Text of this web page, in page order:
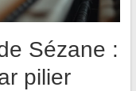
Sézane :
pilier